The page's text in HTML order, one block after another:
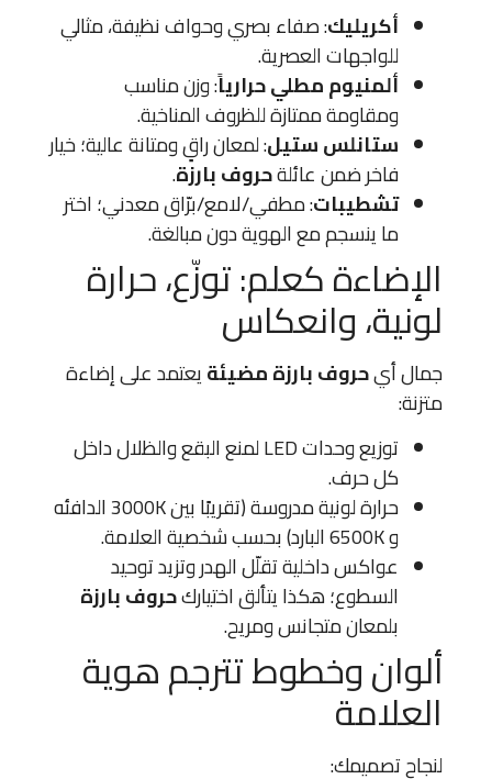
أكريليك: صفاء بصري وحواف نظيفة، مثالي
للواجهات العصرية.
ألمنيوم مطلي حرارياً: وزن مناسب
ومقاومة ممتازة للظروف المناخية.
ستانلس ستيل: لمعان راقٍ ومتانة عالية؛ خيار
فاخر ضمن عائلةحروف بارزة.
تشطيبات: مطفي/لامع/برّاق معدني؛ اختر
ما ينسجم مع الهوية دون مبالغة.
الإضاءة كعلم: توزّع، حرارة
لونية، وانعكاس
جمال أيحروف بارزة مضيئةيعتمد على إضاءة
متزنة:
توزيع وحدات LED لمنع البقع والظلال داخل
كل حرف.
حرارة لونية مدروسة (تقريبًا بين 3000K الدافئه
و 6500K البارد) بحسب شخصية العلامة.
عواكس داخلية تقلّل الهدر وتزيد توحيد
السطوع؛ هكذا يتألق اختياركحروف بارزة
بلمعان متجانس ومريح.
ألوان وخطوط تترجم هوية
العلامة
لنجاح تصميمك: